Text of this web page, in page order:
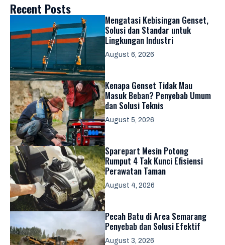
Recent Posts
Mengatasi Kebisingan Genset,
Solusi dan Standar untuk
Lingkungan Industri
August 6, 2026
Kenapa Genset Tidak Mau
Masuk Beban? Penyebab Umum
dan Solusi Teknis
August 5, 2026
Sparepart Mesin Potong
Rumput 4 Tak Kunci Efisiensi
Perawatan Taman
August 4, 2026
Pecah Batu di Area Semarang
Penyebab dan Solusi Efektif
August 3, 2026